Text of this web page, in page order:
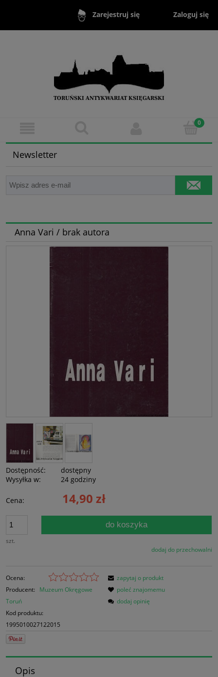
Zarejestruj się Zaloguj się
Newsletter
Anna Vari / brak autora
Dostępność:
dostępny
Wysyłka w:
24 godziny
Cena: 14,90 zł
szt.
do koszyka
dodaj do przechowalni
Ocena:
Producent:
Muzeum Okręgowe
Toruń
Kod produktu:
1995010027122015
zapytaj o produkt
poleć znajomemu
dodaj opinię
Opis